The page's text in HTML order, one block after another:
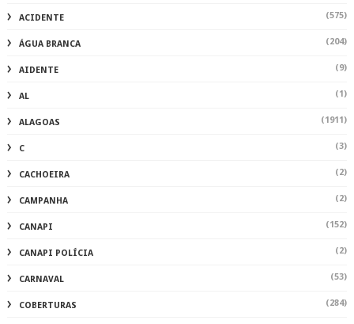
ACIDENTE (575)
ÁGUA BRANCA (204)
AIDENTE (9)
AL (1)
ALAGOAS (1911)
C (3)
CACHOEIRA (2)
CAMPANHA (2)
CANAPI (152)
CANAPI POLÍCIA (2)
CARNAVAL (53)
COBERTURAS (284)